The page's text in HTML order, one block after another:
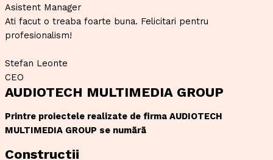
Asistent Manager
Ati facut o treaba foarte buna. Felicitari pentru
profesionalism!
Stefan Leonte
CEO
AUDIOTECH MULTIMEDIA GROUP
Printre proiectele realizate de firma AUDIOTECH
MULTIMEDIA GROUP se numãrã
Constructii